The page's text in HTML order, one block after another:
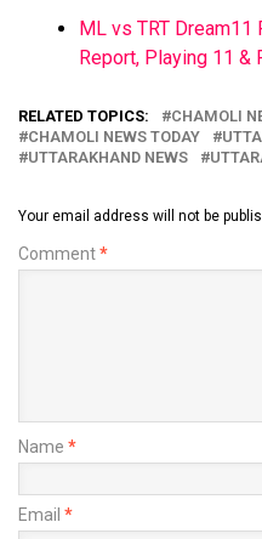
ML vs TRT
Report, Playing 11 &
RELATED TOPICS: CHAMOLI
CHAMOLI NEWS TODAY
UTTARAKHAND NEWS
Your email address will not be
Comment*
Name *
Email *